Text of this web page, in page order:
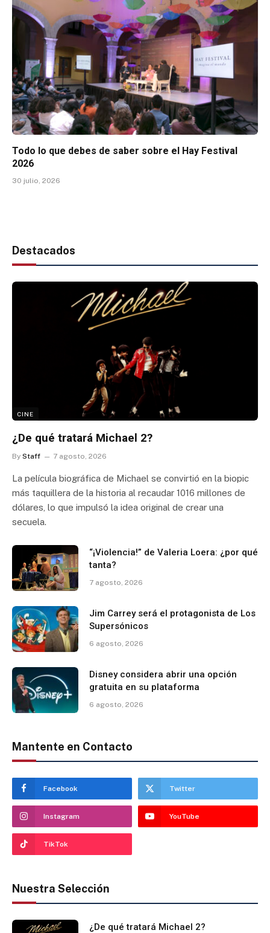
Todo lo que debes de saber sobre el Hay Festival
2026
30 julio, 2026
Destacados
CINE
¿De qué tratará Michael 2?
By Staff 7 agosto, 2026
La película biográfica de Michael se convirtió en la biopic
más taquillera de la historia al recaudar 1016 millones de
dólares, lo que impulsó la idea original de crear una
secuela.
“¡Violencia!” de Valeria Loera: ¿por qué
tanta?
7 agosto, 2026
Jim Carrey será el protagonista de Los
Supersónicos
6 agosto, 2026
Disney considera abrir una opción
gratuita en su plataforma
6 agosto, 2026
Mantente en Contacto
Facebook Twitter
Instagram YouTube
TikTok
Nuestra Selección
¿De qué tratará Michael 2?